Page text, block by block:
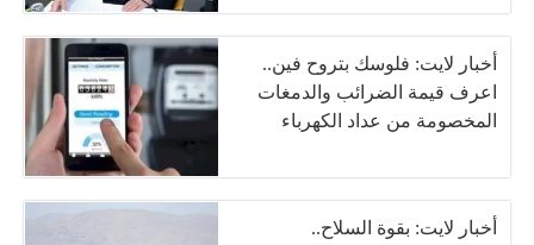
أخبار لايت: فلوسك بتروح فين..
اعرف قيمة الضرائب والدمغات
المخصومة من عداد الكهرباء
أخبار لايت: بقوة السلاح..